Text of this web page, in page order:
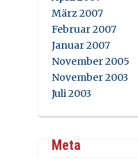
März 2007
Februar 2007
Januar 2007
November 2005
November 2003
Juli 2003
Meta